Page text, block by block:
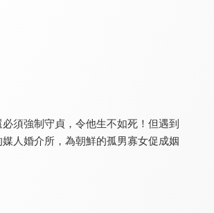
須強制守貞，令他生不如死！但遇到
人婚介所，為朝鮮的孤男寡女促成姻